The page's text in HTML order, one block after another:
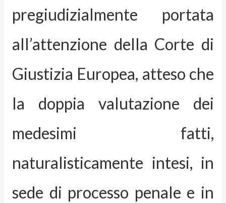
pregiudizialmente portata
all’attenzione della Corte di
Giustizia Europea, atteso che
la doppia valutazione dei
medesimi fatti,
naturalisticamente intesi, in
sede di processo penale e in